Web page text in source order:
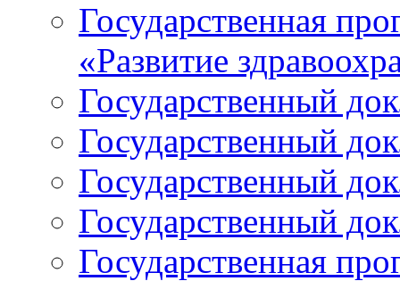
Государственная
«Развитие
Государственный
Государственный
Государственный
Государственный
Государственная